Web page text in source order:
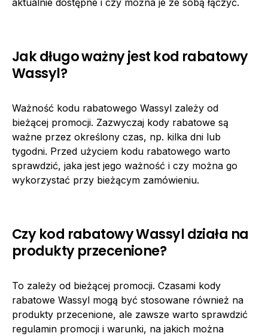
Jak długo ważny jest kod rabatowy
Wassyl?
Ważność kodu rabatowego Wassyl zależy od
bieżącej promocji. Zazwyczaj kody rabatowe są
ważne przez określony czas, np. kilka dni lub
tygodni. Przed użyciem kodu rabatowego warto
sprawdzić, jaka jest jego ważność i czy można go
wykorzystać przy bieżącym zamówieniu.
Czy kod rabatowy Wassyl działa na
produkty przecenione?
To zależy od bieżącej promocji. Czasami kody
rabatowe Wassyl mogą być stosowane również na
produkty przecenione, ale zawsze warto sprawdzić
regulamin promocji i warunki, na jakich można